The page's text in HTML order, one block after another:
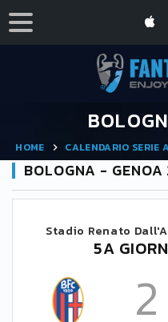
HOME CALENDARIO
BOLOGNA -
Stadio Renato
5A
2